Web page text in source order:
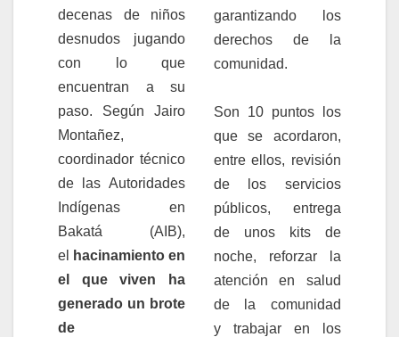
decenas de niños
desnudos jugando
con lo que
encuentran a su
paso. Según Jairo
Montañez,
coordinador técnico
de las Autoridades
Indígenas en
Bakatá (AIB),
el
hacinamiento en
el que viven ha
generado un brote
de
garantizando los
derechos de la
comunidad.
Son 10 puntos los
que se acordaron,
entre ellos, revisión
de los servicios
públicos, entrega
de unos kits de
noche, reforzar la
atención en salud
de la comunidad
y trabajar en los